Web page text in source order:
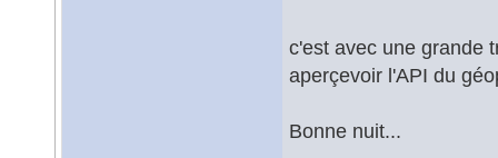
c'est avec une grande
aperçevoir l'API du
Bonne nuit...